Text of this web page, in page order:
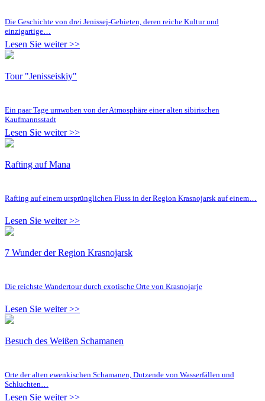
Die Geschichte von drei Jenissej-Gebieten, deren reiche Kultur und
einzigartige…
Lesen Sie weiter >>
Tour "Jenisseiskiy"
Ein paar Tage umwoben von der Atmosphäre einer alten sibirischen
Kaufmannsstadt
Lesen Sie weiter >>
Rafting auf Mana
Rafting auf einem ursprünglichen Fluss in der Region Krasnojarsk auf einem…
Lesen Sie weiter >>
7 Wunder der Region Krasnojarsk
Die reichste Wandertour durch exotische Orte von Krasnojarje
Lesen Sie weiter >>
Besuch des Weißen Schamanen
Orte der alten ewenkischen Schamanen, Dutzende von Wasserfällen und
Schluchten…
Lesen Sie weiter >>